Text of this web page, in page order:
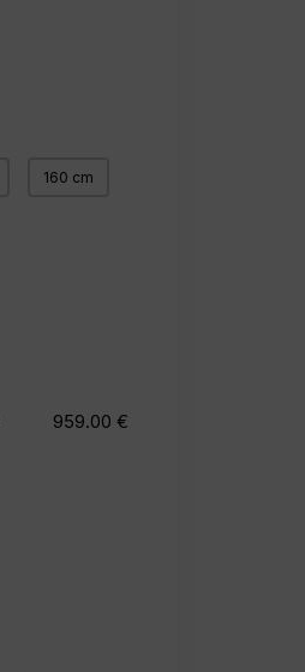
160 cm
959.00 €